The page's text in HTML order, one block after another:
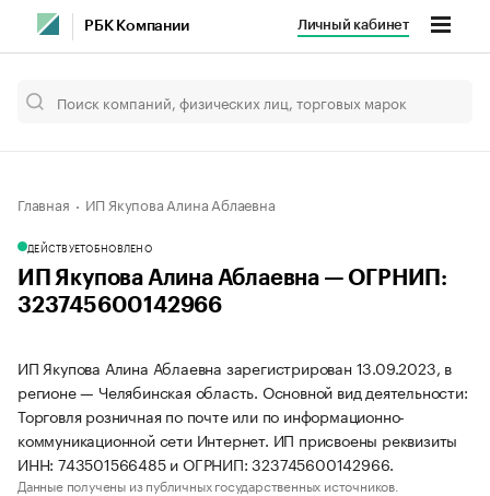
РБК Компании Личный кабинет
Главная ИП Якупова Алина Аблаевна
ДЕЙСТВУЕТОБНОВЛЕНО
ИП Якупова Алина Аблаевна — ОГРНИП:
323745600142966
ИП Якупова Алина Аблаевна зарегистрирован 13.09.2023, в
регионе — Челябинская область. Основной вид деятельности:
Торговля розничная по почте или по информационно-
коммуникационной сети Интернет. ИП присвоены реквизиты
ИНН: 743501566485 и ОГРНИП: 323745600142966.
Данные получены из публичных государственных источников.